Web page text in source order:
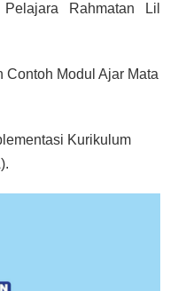
Rahmatan Lil
Modul Ajar Mata
Kurikulum